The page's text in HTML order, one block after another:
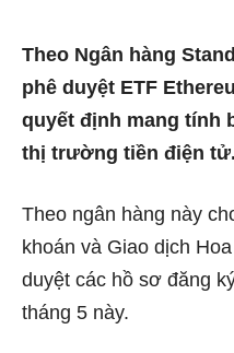
Theo Ngân hàng
phê duyệt ETF
quyết định mang tính
thị trường tiền điện tử.
Theo ngân hàng này
khoán và Giao dịch
duyệt các hồ sơ đăng
tháng 5 này.